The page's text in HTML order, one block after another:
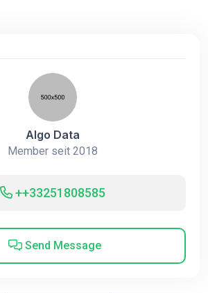
Algo Data
Member seit 2018
++33251808585
Send Message